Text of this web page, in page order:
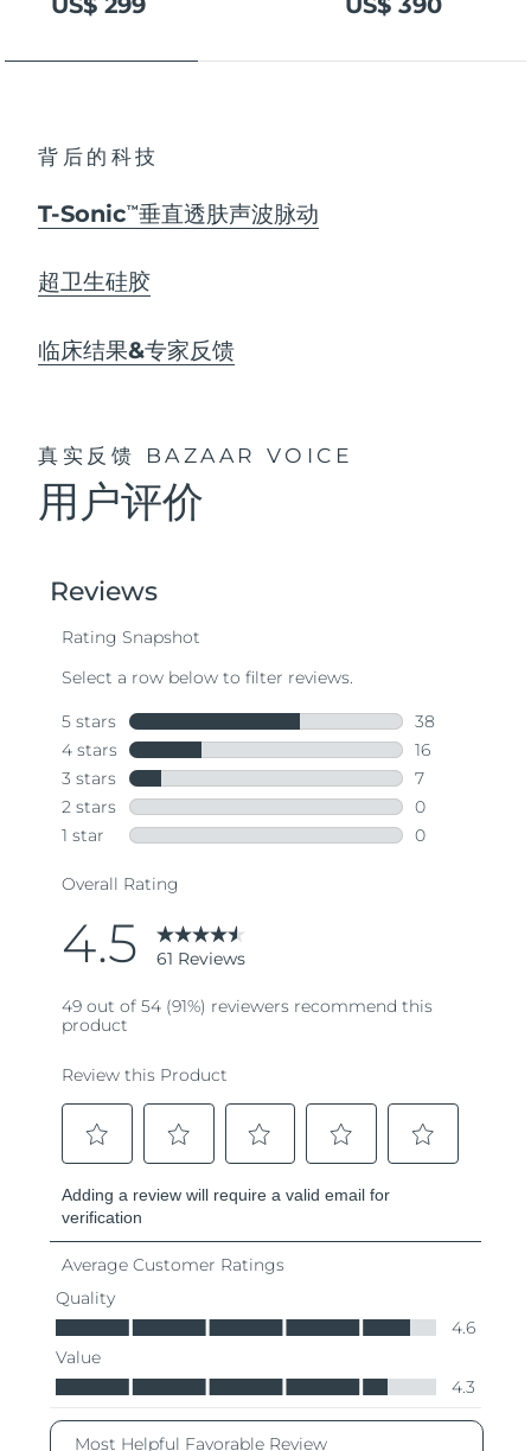
背后的科技
T-SonicTM 垂直透肤声波脉动
超卫生硅胶
临床结果&专家反馈
真实反馈 BAZAAR VOICE
用户评价